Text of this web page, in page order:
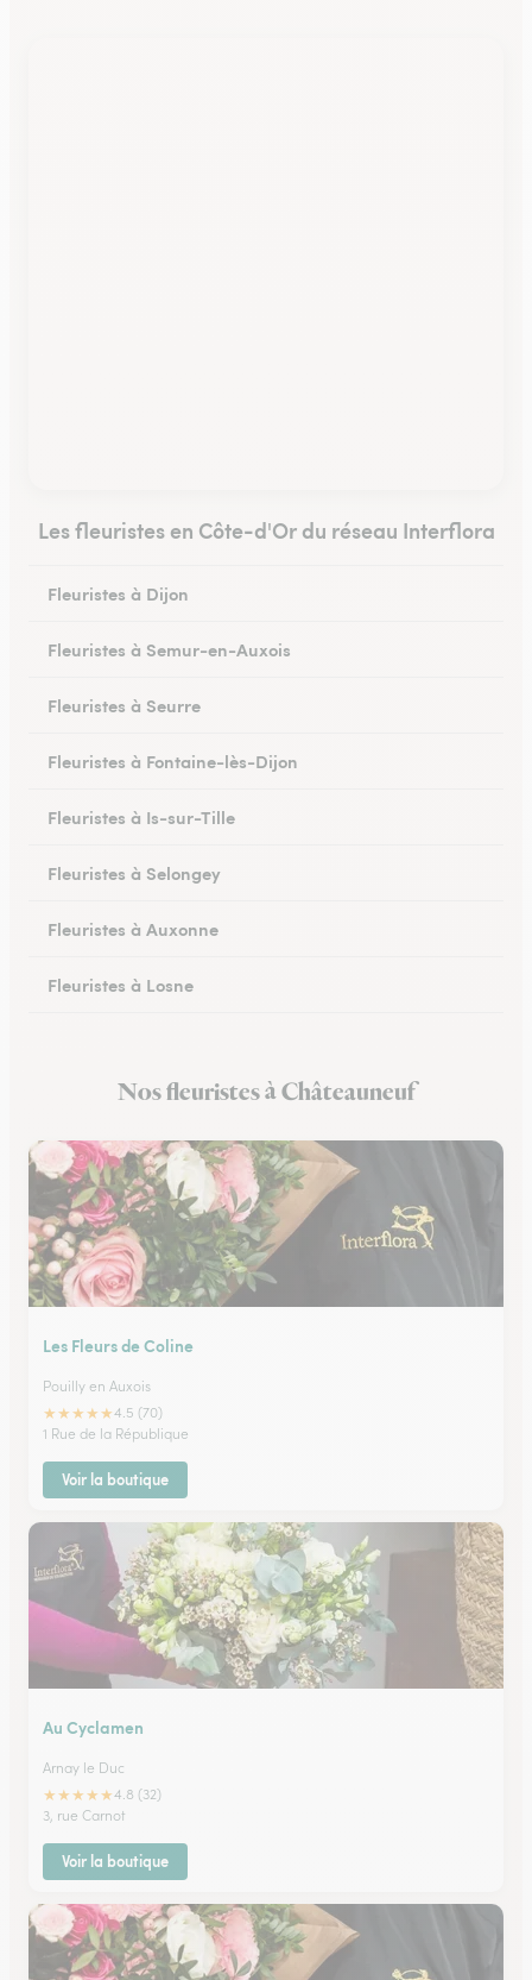
Les fleuristes en Côte-d'Or du réseau Interflora
Fleuristes à Dijon
Fleuristes à Semur-en-Auxois
Fleuristes à Seurre
Fleuristes à Fontaine-lès-Dijon
Fleuristes à Is-sur-Tille
Fleuristes à Selongey
Fleuristes à Auxonne
Fleuristes à Losne
Fleuristes à Meursault
Nos fleuristes à Châteauneuf
Les Fleurs de Coline
Pouilly en Auxois
★★★★★4.5 (70)
1 Rue de la République
Voir la boutique
Au Cyclamen
Arnay le Duc
★★★★★4.8 (32)
3, rue Carnot
Voir la boutique